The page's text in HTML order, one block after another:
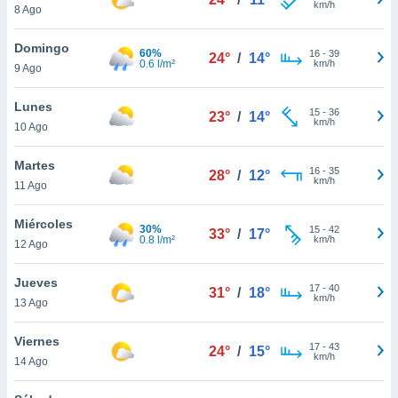
más
nuestra
y
disponible
cookies
aceptar
8 Ago
km/h
Domingo
9 Ago
60%
0.6 l/m²
24° / 14° 16- 39
km/h
Lunes
10 Ago
23° / 14° 15- 36
km/h
Martes
11 Ago
28° / 12° 16- 35
km/h
Miércoles
12 Ago
30%
0.8 l/m²
33° / 17° 15- 42
km/h
Jueves
13 Ago
31° / 18° 17- 40
km/h
Viernes
14 Ago
24° / 15° 17- 43
km/h